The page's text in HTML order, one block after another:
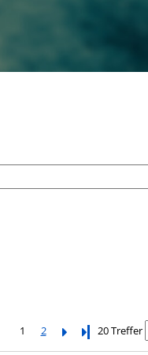
1 2 Letzte Seite
20 Treffer